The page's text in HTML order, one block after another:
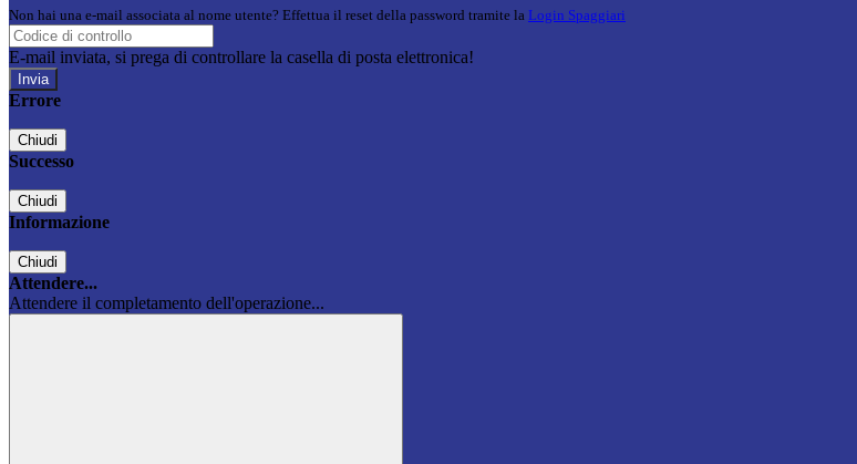
Non hai una e-mail associata al nome utente? Effettua il reset della password tramite la Login Spaggiari
E-mail inviata, si prega di controllare la casella di posta elettronica!
Errore
Chiudi
Successo
Chiudi
Informazione
Chiudi
Attendere...
Attendere il completamento dell'operazione...